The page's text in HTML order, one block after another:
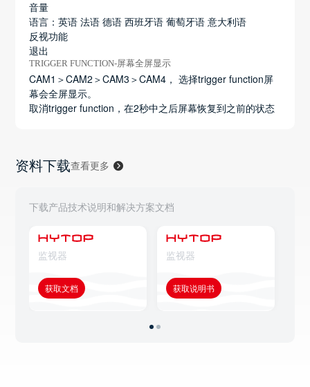
音量
语言：英语 法语 德语 西班牙语 葡萄牙语 意大利语
反视功能
退出
TRIGGER FUNCTION-屏幕全屏显示
CAM1＞CAM2＞CAM3＞CAM4， 选择trigger function屏
幕会全屏显示。
取消trigger function，在2秒中之后屏幕恢复到之前的状态
资料下载查看更多
下载产品技术说明和解决方案文档
监视器
获取文档
监视器
获取说明书